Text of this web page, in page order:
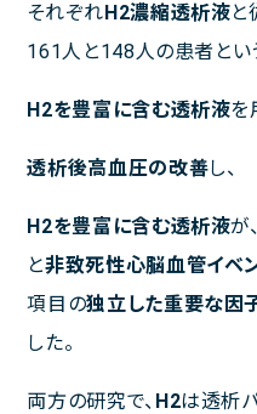
それぞれH2濃縮透析液
161人と148人の患者とい
H2を豊富に含む透析液を
透析後高血圧の改善し、
H2を豊富に含む透析液が
と非致死性心脳血管イベ
項目の独立した重要な因
した。
両方の研究で、 H2は透析